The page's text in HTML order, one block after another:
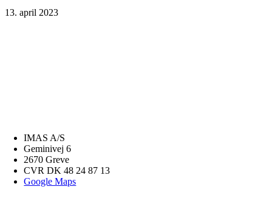
13. april 2023
IMAS A/S
Geminivej 6
2670 Greve
CVR DK 48 24 87 13
Google Maps